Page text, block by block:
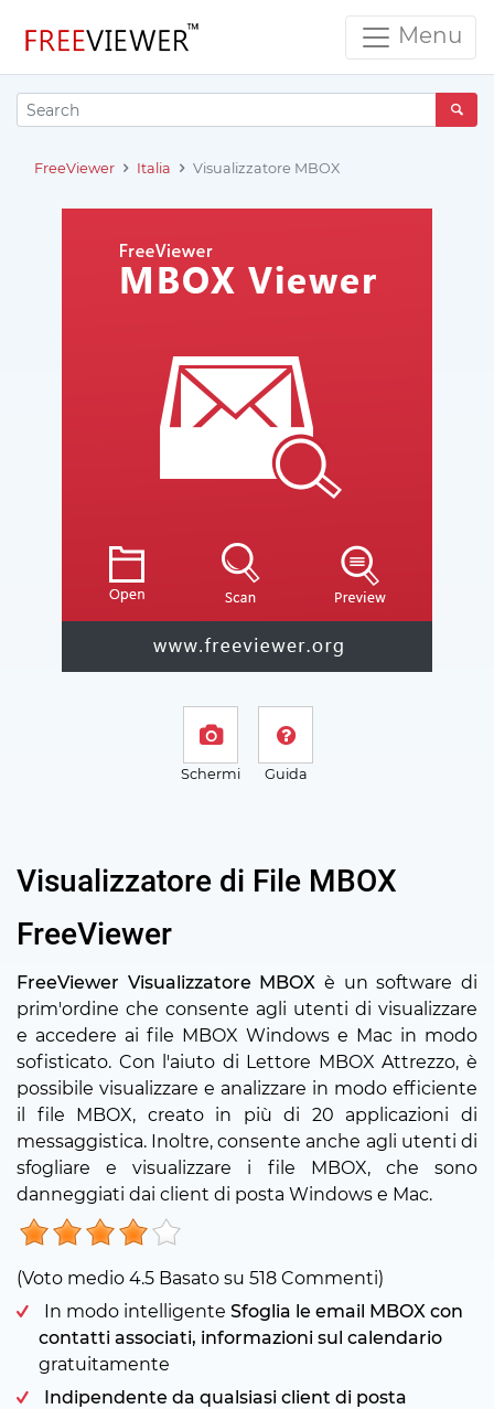
Menu
FreeViewer Italia Visualizzatore MBOX
Schermi Guida
Visualizzatore di File MBOX
FreeViewer
FreeViewer Visualizzatore MBOX è un software di
prim'ordine che consente agli utenti di visualizzare
e accedere ai file MBOX Windows e Mac in modo
sofisticato. Con l'aiuto di Lettore MBOX Attrezzo, è
possibile visualizzare e analizzare in modo efficiente
il file MBOX, creato in più di 20 applicazioni di
messaggistica. Inoltre, consente anche agli utenti di
sfogliare e visualizzare i file MBOX, che sono
danneggiati dai client di posta Windows e Mac.
(Voto medio 4.5 Basato su 518 Commenti)
In modo intelligente Sfoglia le email MBOX con
contatti associati, informazioni sul calendario
gratuitamente
Indipendente da qualsiasi client di posta